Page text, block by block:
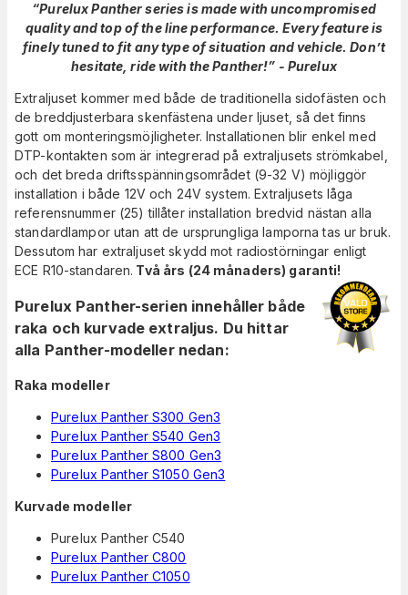
“Purelux Panther series is made with uncompromised
quality and top of the line performance. Every feature is
finely tuned to fit any type of situation and vehicle. Don’t
hesitate, ride with the Panther!” - Purelux
Extraljuset kommer med både de traditionella sidofästen och
de breddjusterbara skenfästena under ljuset, så det finns
gott om monteringsmöjligheter. Installationen blir enkel med
DTP-kontakten som är integrerad på extraljusets strömkabel,
och det breda driftsspänningsområdet (9-32 V) möjliggör
installation i både 12V och 24V system. Extraljusets låga
referensnummer (25) tillåter installation bredvid nästan alla
standardlampor utan att de ursprungliga lamporna tas ur bruk.
Dessutom har extraljuset skydd mot radiostörningar enligt
ECE R10-standaren. Två års (24 månaders) garanti!
Purelux Panther-serien innehåller både
raka och kurvade extraljus. Du hittar
alla Panther-modeller nedan:
Raka modeller
Purelux Panther S300 Gen3
Purelux Panther S540 Gen3
Purelux Panther S800 Gen3
Purelux Panther S1050 Gen3
Kurvade modeller
Purelux Panther C540
Purelux Panther C800
Purelux Panther C1050